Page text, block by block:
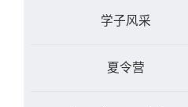
学子风采
夏令营